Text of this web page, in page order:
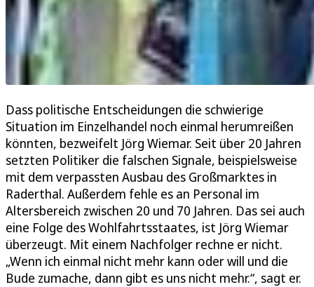
Dass politische Entscheidungen die schwierige
Situation im Einzelhandel noch einmal herumreißen
könnten, bezweifelt Jörg Wiemar. Seit über 20 Jahren
setzten Politiker die falschen Signale, beispielsweise
mit dem verpassten Ausbau des Großmarktes in
Raderthal. Außerdem fehle es an Personal im
Altersbereich zwischen 20 und 70 Jahren. Das sei auch
eine Folge des Wohlfahrtsstaates, ist Jörg Wiemar
überzeugt. Mit einem Nachfolger rechne er nicht.
„Wenn ich einmal nicht mehr kann oder will und die
Bude zumache, dann gibt es uns nicht mehr.“, sagt er.